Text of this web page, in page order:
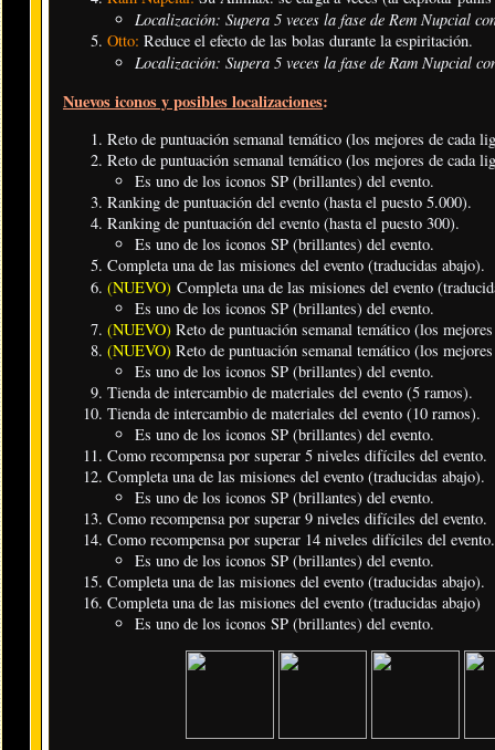
Localización: Supera 5 veces la fase de Rem Nupcial
Otto: Reduce el efecto de las bolas durante la espiritación.
Localización: Supera 5 veces la fase de Ram Nupcial
Nuevos iconos y posibles localizaciones:
Reto de puntuación semanal temático (los mejores de cada
Reto de puntuación semanal temático (los mejores de cada
Es uno de los iconos SP (brillantes) del evento.
Ranking de puntuación del evento (hasta el puesto 5.000).
Ranking de puntuación del evento (hasta el puesto 300).
Es uno de los iconos SP (brillantes) del evento.
Completa una de las misiones del evento (traducidas abajo).
(NUEVO) Completa una de las misiones del evento
Es uno de los iconos SP (brillantes) del evento.
(NUEVO) Reto de puntuación semanal temático (los
(NUEVO) Reto de puntuación semanal temático (los
Es uno de los iconos SP (brillantes) del evento.
Tienda de intercambio de materiales del evento (5 ramos).
Tienda de intercambio de materiales del evento (10 ramos).
Es uno de los iconos SP (brillantes) del evento.
Como recompensa por superar 5 niveles difíciles del evento.
Completa una de las misiones del evento (traducidas abajo).
Es uno de los iconos SP (brillantes) del evento.
Como recompensa por superar 9 niveles difíciles del evento.
Como recompensa por superar 14 niveles difíciles del evento.
Es uno de los iconos SP (brillantes) del evento.
Completa una de las misiones del evento (traducidas abajo).
Completa una de las misiones del evento (traducidas abajo)
Es uno de los iconos SP (brillantes) del evento.